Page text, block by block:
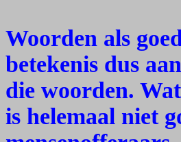
Woorden als
betekenis dus
die woorden.
is helemaal niet